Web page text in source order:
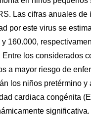
Las cifras anuales de
por este virus se
160.000,
Entre los considerados
a mayor riesgo de
los niños pretérmino y
cardiaca congénita
significativa.